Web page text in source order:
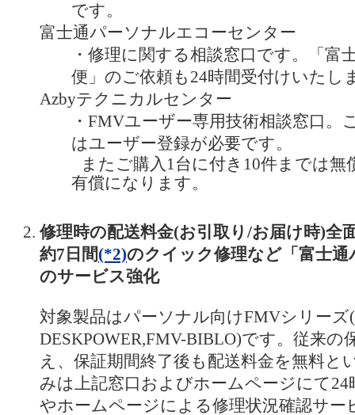
です。
富士通パーソナルエコーセンター
・修理に関する相談窓口です。「富
便」のご依頼も24時間受付けいたし
Azbyテクニカルセンター
・FMVユーザー専用技術相談窓口。
はユーザー登録が必要です。
またご購入1台に付き10件までは無
有償になります。
修理時の配送料金(お引取り/お届け時)全
約7日間(*2)のクイック修理など「富士通
のサービス強化
対象製品はパーソナル向けFMVシリーズ
DESKPOWER,FMV-BIBLO)です。従来の
え、保証期間終了後も配送料金を無料と
みは上記窓口およびホームページにて24
やホームページによる修理状況確認サー